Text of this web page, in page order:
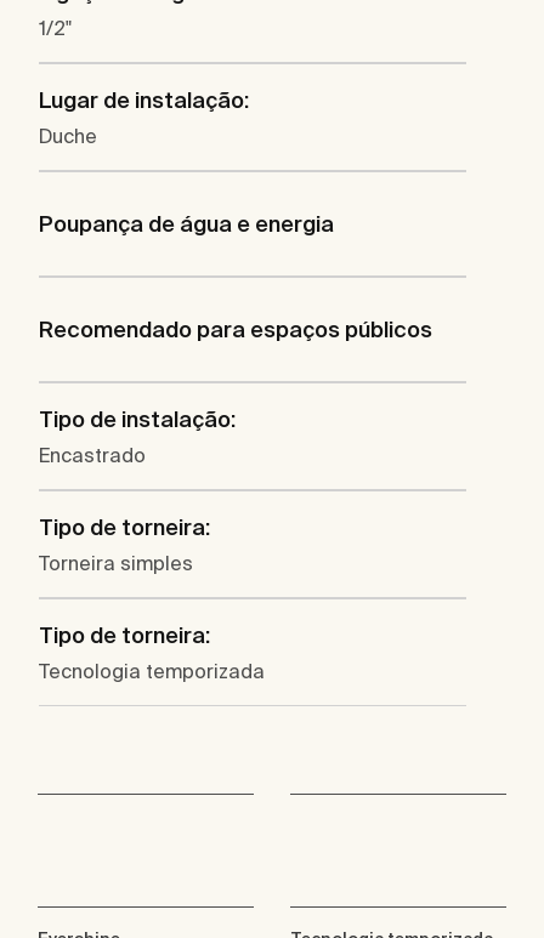
1/2"
Lugar de instalação:
Duche
Poupança de água e energia
Recomendado para espaços públicos
Tipo de instalação:
Encastrado
Tipo de torneira:
Torneira simples
Tipo de torneira:
Tecnologia temporizada